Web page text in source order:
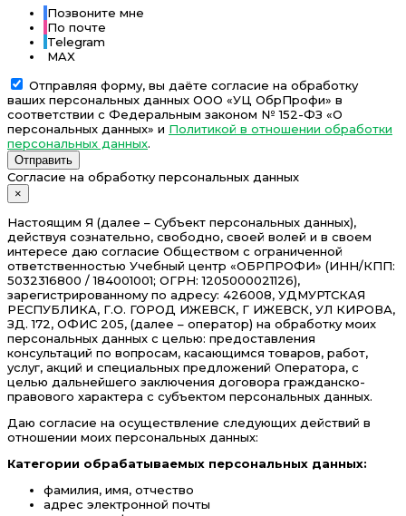
Позвоните мне
По почте
Telegram
MAX
Отправляя форму, вы даёте согласие на обработку
ваших персональных данных ООО «УЦ ОбрПрофи» в
соответствии с Федеральным законом № 152-ФЗ «О
персональных данных» и Политикой в отношении обработки
персональных данных.
Отправить
Согласие на обработку персональных данных
×
Настоящим Я (далее – Субъект персональных данных),
действуя сознательно, свободно, своей волей и в своем
интересе даю согласие Обществом с ограниченной
ответственностью Учебный центр «ОБРПРОФИ» (ИНН/КПП:
5032316800 / 184001001; ОГРН: 1205000021126),
зарегистрированному по адресу: 426008, УДМУРТСКАЯ
РЕСПУБЛИКА, Г.О. ГОРОД ИЖЕВСК, Г ИЖЕВСК, УЛ КИРОВА,
ЗД. 172, ОФИС 205, (далее – оператор) на обработку моих
персональных данных с целью: предоставления
консультаций по вопросам, касающимся товаров, работ,
услуг, акций и специальных предложений Оператора, с
целью дальнейшего заключения договора гражданско-
правового характера с субъектом персональных данных.
Даю согласие на осуществление следующих действий в
отношении моих персональных данных:
Категории обрабатываемых персональных данных:
фамилия, имя, отчество
адрес электронной почты